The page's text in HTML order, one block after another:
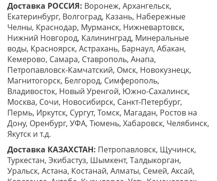
Доставка РОССИЯ: Воронеж, Архангельск,
Екатеринбург, Волгоград, Казань, Набережные
Челны, Краснодар, Мурманск, Нижневартовск,
Нижний Новгород, Калининград, Минеральные
воды, Красноярск, Астрахань, Барнаул, Абакан,
Кемерово, Самара, Ставрополь, Анапа,
Петропавловск-Камчатский, Омск, Новокузнецк,
Магнитогорск, Белгород, Симферополь,
Владивосток, Новый Уренгой, Южно-Сахалинск,
Москва, Сочи, Новосибирск, Санкт-Петербург,
Пермь, Иркутск, Сургут, Томск, Магадан, Ростов на
Дону, Оренбург, УФА, Тюмень, Хабаровск, Челябинск,
Якутск и т.д.
Доставка КАЗАХСТАН: Петропавловск, Щучинск,
Туркестан, Экибастуз, Шымкент, Талдыкорган,
Уральск, Астана, Костанай, Алматы, Семей, Аксай,